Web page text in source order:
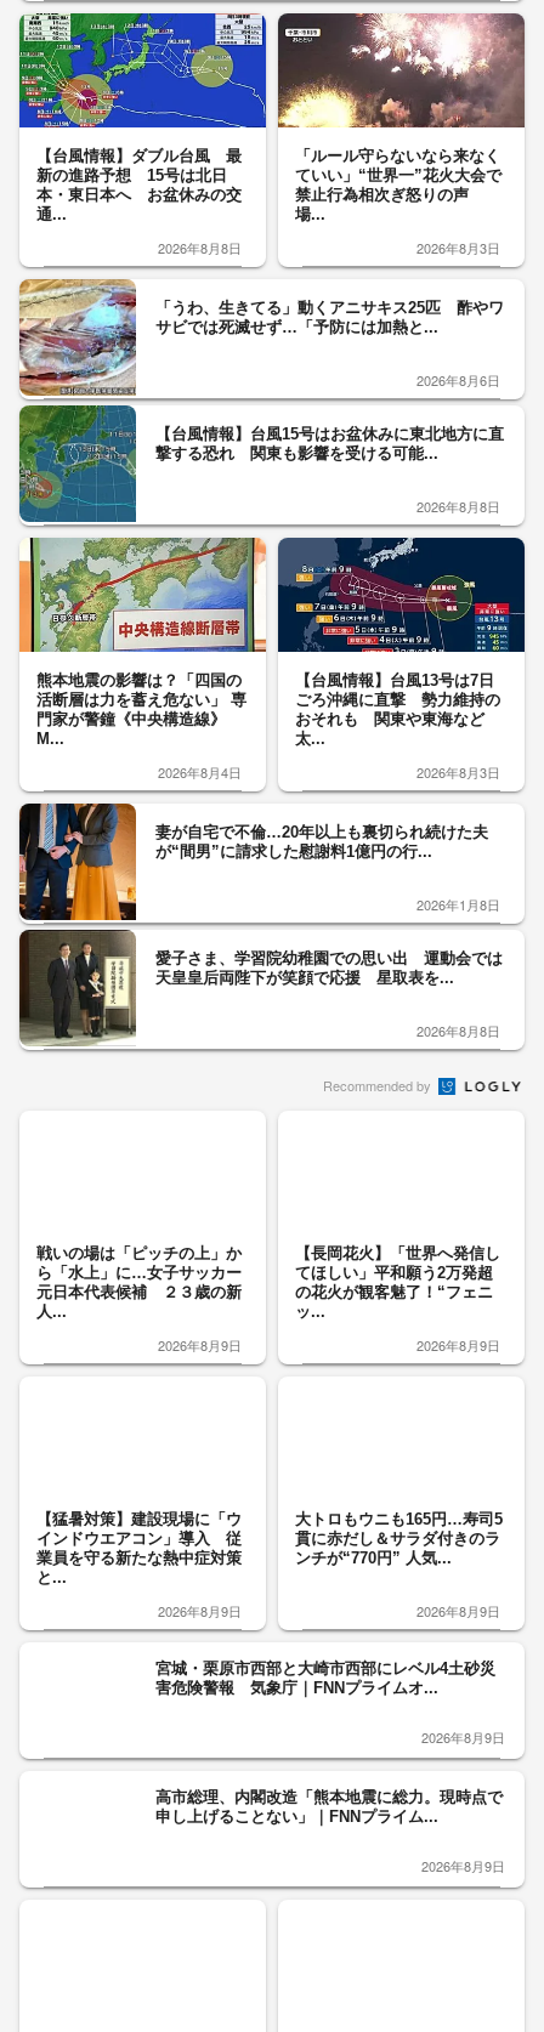
【台風情報】ダブル台風 最
新の進路予想 15号は北日
本・東日本へ お盆休みの交
通...
2026年8月8日
「ルール守らないなら来なく
ていい」“世界一”花火大会で
禁止行為相次ぎ怒りの声
場...
2026年8月3日
「うわ、生きてる」動くアニサキス25匹 酢やワ
サビでは死滅せず…「予防には加熱と...
2026年8月6日
【台風情報】台風15号はお盆休みに東北地方に直
撃する恐れ 関東も影響を受ける可能...
2026年8月8日
熊本地震の影響は？「四国の
活断層は力を蓄え危ない」 専
門家が警鐘《中央構造線》
M...
2026年8月4日
【台風情報】台風13号は7日
ごろ沖縄に直撃 勢力維持の
おそれも 関東や東海など
太...
2026年8月3日
妻が自宅で不倫…20年以上も裏切られ続けた夫
が“間男”に請求した慰謝料1億円の行...
2026年1月8日
愛子さま、学習院幼稚園での思い出 運動会では
天皇皇后両陛下が笑顔で応援 星取表を...
2026年8月8日
Recommended by
戦いの場は「ピッチの上」か
ら「水上」に…女子サッカー
元日本代表候補 ２３歳の新
人...
2026年8月9日
【長岡花火】「世界へ発信し
てほしい」平和願う2万発超
の花火が観客魅了！“フェニ
ッ...
2026年8月9日
【猛暑対策】建設現場に「ウ
インドウエアコン」導入 従
業員を守る新たな熱中症対策
と...
2026年8月9日
大トロもウニも165円…寿司5
貫に赤だし＆サラダ付きのラ
ンチが“770円” 人気...
2026年8月9日
宮城・栗原市西部と大崎市西部にレベル4土砂災
害危険警報 気象庁｜FNNプライムオ...
2026年8月9日
高市総理、内閣改造「熊本地震に総力。現時点で
申し上げることない」｜FNNプライム...
2026年8月9日